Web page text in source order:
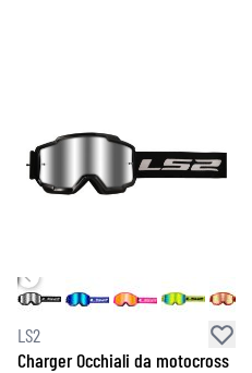
LS2
Charger Occhiali da motocross